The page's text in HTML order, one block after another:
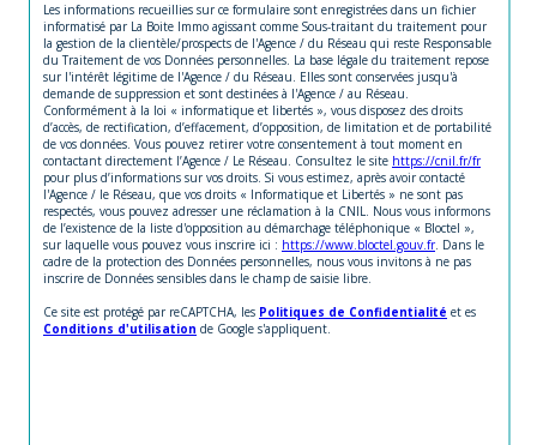
Les informations recueillies sur ce formulaire sont enregistrées dans un fichier
informatisé par La Boite Immo agissant comme Sous-traitant du traitement pour
la gestion de la clientèle/prospects de l'Agence / du Réseau qui reste Responsable
du Traitement de vos Données personnelles. La base légale du traitement repose
sur l'intérêt légitime de l'Agence / du Réseau. Elles sont conservées jusqu'à
demande de suppression et sont destinées à l'Agence / au Réseau.
Conformément à la loi « informatique et libertés », vous disposez des droits
d’accès, de rectification, d’effacement, d’opposition, de limitation et de portabilité
de vos données. Vous pouvez retirer votre consentement à tout moment en
contactant directement l’Agence / Le Réseau. Consultez le site https://cnil.fr/fr
pour plus d’informations sur vos droits. Si vous estimez, après avoir contacté
l'Agence / le Réseau, que vos droits « Informatique et Libertés » ne sont pas
respectés, vous pouvez adresser une réclamation à la CNIL. Nous vous informons
de l’existence de la liste d'opposition au démarchage téléphonique « Bloctel »,
sur laquelle vous pouvez vous inscrire ici : https://www.bloctel.gouv.fr. Dans le
cadre de la protection des Données personnelles, nous vous invitons à ne pas
inscrire de Données sensibles dans le champ de saisie libre.
Ce site est protégé par reCAPTCHA, les Politiques de Confidentialité et es
Conditions d'utilisation de Google s'appliquent.